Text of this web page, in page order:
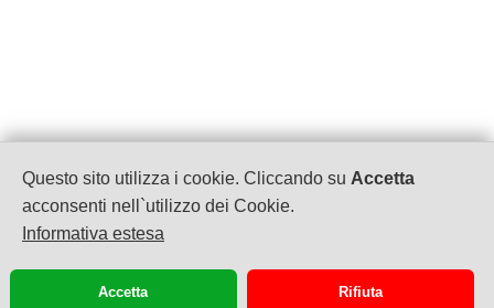
Questo sito utilizza i cookie. Cliccando su Accetta
acconsenti nell`utilizzo dei Cookie.
Informativa estesa
Accetta Rifiuta
Studio Leone Consulting
Traversa Marconi 35
80056 Ercolano (NA)
Tel. 081 19646014
WhatsApp 081 19646014
mail info@studioleoneconsulting.it